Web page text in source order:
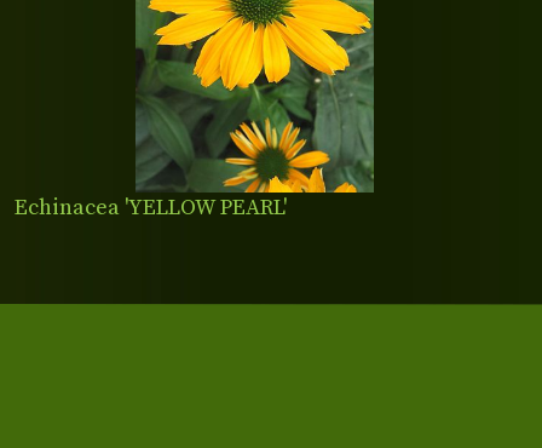
Echinacea 'YELLOW PEARL'